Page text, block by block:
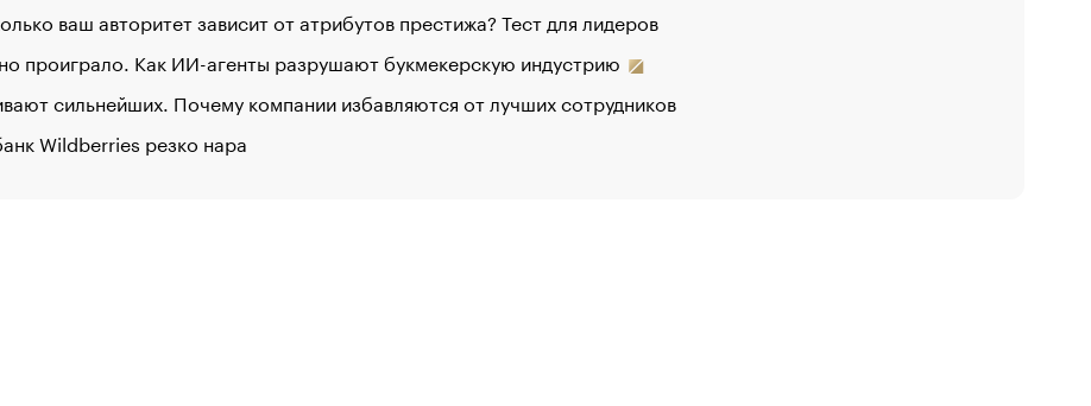
ваш авторитет зависит от атрибутов престижа? Тест для лидеров
проиграло. Как ИИ-агенты разрушают букмекерскую индустрию
сильнейших. Почему компании избавляются от лучших сотрудников
Wildberries резко нара